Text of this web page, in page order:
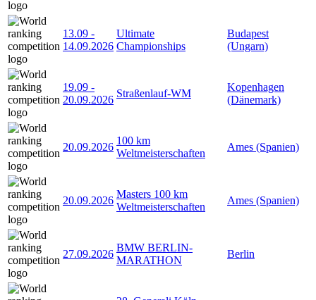
13.09 -
14.09.2026
Ultimate
Championships
Budapest
(Ungarn)
19.09 -
20.09.2026
Straßenlauf-WM
Kopenhagen
(Dänemark)
20.09.2026
100 km
Weltmeisterschaften
Ames (Spanien)
20.09.2026
Masters 100 km
Weltmeisterschaften
Ames (Spanien)
27.09.2026
BMW BERLIN-
MARATHON
Berlin